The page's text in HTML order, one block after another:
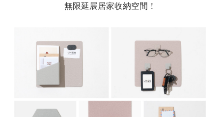
無限延展居家收納空間！